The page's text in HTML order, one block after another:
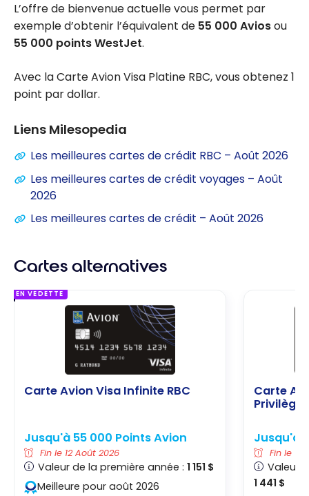
L’offre de bienvenue actuelle vous permet par
exemple d’obtenir l’équivalent de 55 000 Aviosou
55 000 points WestJet.
Avec la Carte Avion Visa Platine RBC, vous obtenez 1
point par dollar.
Liens Milesopedia
Les meilleures cartes de crédit RBC – Août 2026
Les meilleures cartes de crédit voyages – Août
2026
Les meilleures cartes de crédit – Août 2026
Cartes alternatives
EN VEDETTE
Carte Avion Visa Infinite RBC
Jusqu'à 55 000 Points Avion
Fin le 12 Août 2026
Valeur de la première année :1 151 $
Meilleure pour août 2026
Carte
Privilège
Jusqu'à
Fin le 12
Valeur
1 441 $